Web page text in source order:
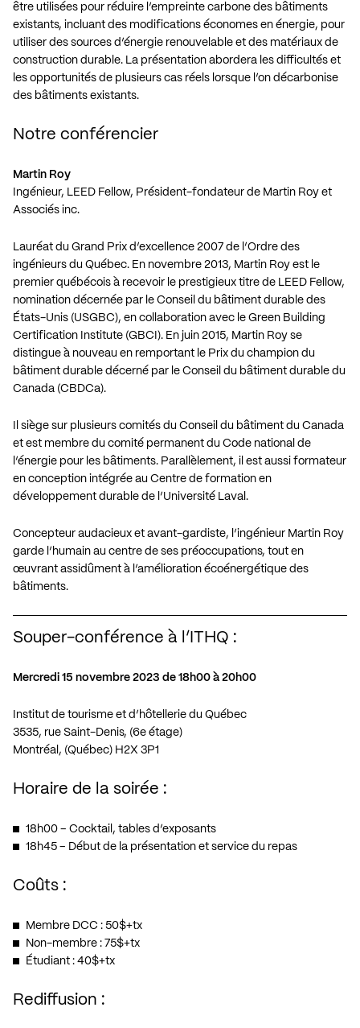
être utilisées pour réduire l’empreinte carbone des bâtiments
existants, incluant des modifications économes en énergie, pour
utiliser des sources d’énergie renouvelable et des matériaux de
construction durable. La présentation abordera les difficultés et
les opportunités de plusieurs cas réels lorsque l’on décarbonise
des bâtiments existants.
Notre conférencier
Martin Roy
Ingénieur, LEED Fellow, Président-fondateur de Martin Roy et
Associés inc.
Lauréat du Grand Prix d’excellence 2007 de l’Ordre des
ingénieurs du Québec. En novembre 2013, Martin Roy est le
premier québécois à recevoir le prestigieux titre de LEED Fellow,
nomination décernée par le Conseil du bâtiment durable des
États-Unis (USGBC), en collaboration avec le Green Building
Certification Institute (GBCI). En juin 2015, Martin Roy se
distingue à nouveau en remportant le Prix du champion du
bâtiment durable décerné par le Conseil du bâtiment durable du
Canada (CBDCa).
Il siège sur plusieurs comités du Conseil du bâtiment du Canada
et est membre du comité permanent du Code national de
l’énergie pour les bâtiments. Parallèlement, il est aussi formateur
en conception intégrée au Centre de formation en
développement durable de l’Université Laval.
Concepteur audacieux et avant-gardiste, l’ingénieur Martin Roy
garde l’humain au centre de ses préoccupations, tout en
œuvrant assidûment à l’amélioration écoénergétique des
bâtiments.
Souper-conférence à l’ITHQ :
Mercredi 15 novembre 2023 de 18h00 à 20h00
Institut de tourisme et d’hôtellerie du Québec
3535, rue Saint-Denis, (6e étage)
Montréal, (Québec) H2X 3P1
Horaire de la soirée :
18h00 – Cocktail, tables d’exposants
18h45 – Début de la présentation et service du repas
Coûts :
Membre DCC : 50$+tx
Non-membre : 75$+tx
Étudiant : 40$+tx
Rediffusion :